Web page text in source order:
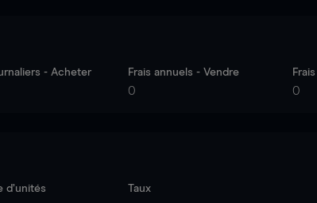
- Acheter Frais annuels - Vendre
0 0
d’unités Taux